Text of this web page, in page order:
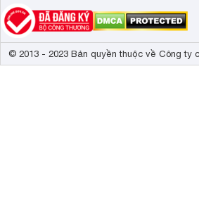
© 2013 - 2023 Bản quyền thuộc về Công ty